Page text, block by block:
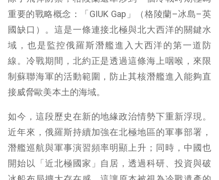
重要的戰略概念：「GIUK Gap」（格陵蘭–冰島–英
國缺口）。這是一條連接北極與北大西洋的關鍵水
域，也是監控俄羅斯潛艦進入大西洋的第一道防
線。冷戰期間，北約正是透過這條海上咽喉，來限
制蘇聯海軍的活動範圍，防止其核潛艦進入能夠直
接威脅歐美本土的海域。
如今，這段歷史在新的地緣政治情勢下重新浮現。
近年來，俄羅斯持續加強在北極地區的軍事部署，
潛艦巡航與軍事演習頻率明顯上升；同時，中國也
開始以「近北極國家」自居，透過科研、投資與破